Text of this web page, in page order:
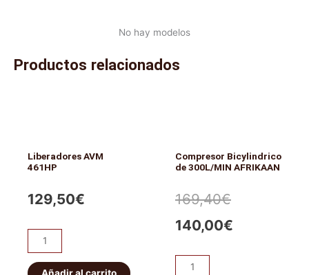
No hay modelos
Productos relacionados
Liberadores AVM
461HP
129,50€
Liberadores
AVM
461HP
Compresor Bicylindrico
de 300L/MIN AFRIKAAN
169,40€El
precio
140,00€
Compresor